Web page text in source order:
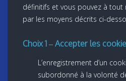
définitifs et vous pouvez à
par les moyens décrits ci-
Choix 1 – Accepter les
L’enregistrement d’un
subordonné à la volonté